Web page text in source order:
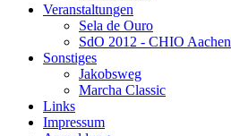
Veranstaltungen
Sela de Ouro
SdO 2012 - CHIO Aachen
Sonstiges
Jakobsweg
Marcha Classic
Links
Impressum